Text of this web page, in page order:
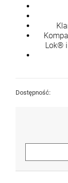
Lok®
Dostępność: